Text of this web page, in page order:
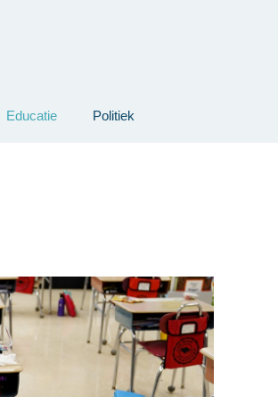
Educatie Politiek